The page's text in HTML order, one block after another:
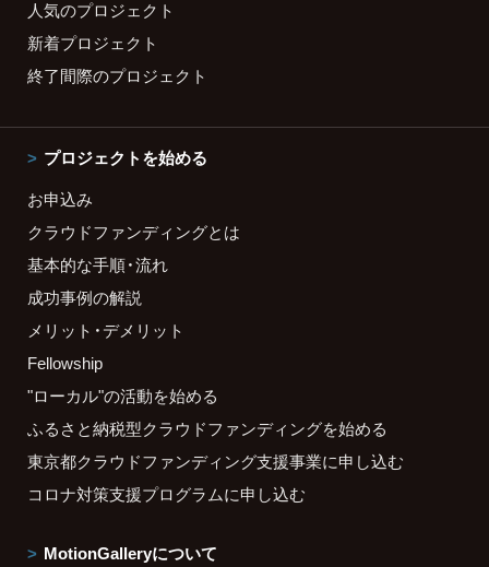
人気のプロジェクト
新着プロジェクト
終了間際のプロジェクト
プロジェクトを始める
お申込み
クラウドファンディングとは
基本的な手順・流れ
成功事例の解説
メリット・デメリット
Fellowship
"ローカル"の活動を始める
ふるさと納税型クラウドファンディングを始める
東京都クラウドファンディング支援事業に申し込む
コロナ対策支援プログラムに申し込む
MotionGalleryについて